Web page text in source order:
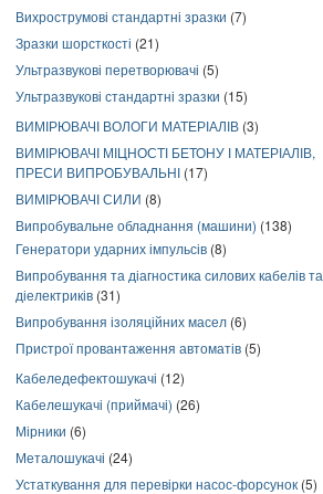
Вихрострумові стандартні зразки (7)
Зразки шорсткості (21)
Ультразвукові перетворювачі (5)
Ультразвукові стандартні зразки (15)
ВИМІРЮВАЧІ ВОЛОГИ МАТЕРІАЛІВ (3)
ВИМІРЮВАЧІ МІЦНОСТІ БЕТОНУ І МАТЕРІАЛІВ,
ПРЕСИ ВИПРОБУВАЛЬНІ (17)
ВИМІРЮВАЧІ СИЛИ (8)
Випробувальне обладнання (машини) (138)
Генератори ударних імпульсів (8)
Випробування та діагностика силових кабелів та
діелектриків (31)
Випробування ізоляційних масел (6)
Пристрої провантаження автоматів (5)
Кабеледефектошукачі (12)
Кабелешукачі (приймачі) (26)
Мірники (6)
Металошукачі (24)
Устаткування для перевірки насос-форсунок (5)